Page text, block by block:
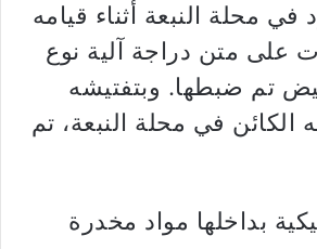
في محلة النبعة أثناء قيامه
على متن دراجة آلية نوع
تم ضبطها. وبتفتيشه
الكائن في محلة النبعة، تم